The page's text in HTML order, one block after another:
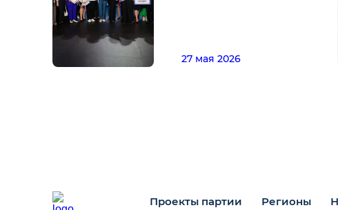
27 мая 2026
Проекты партии Регионы